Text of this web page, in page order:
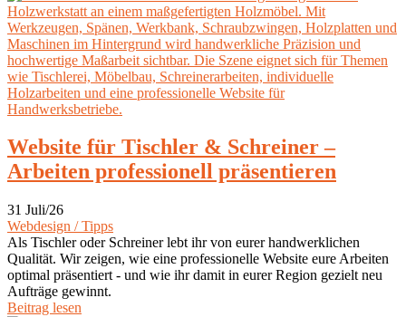
Website für Tischler & Schreiner –
Arbeiten professionell präsentieren
31 Juli/26
Webdesign / Tipps
Als Tischler oder Schreiner lebt ihr von eurer handwerklichen
Qualität. Wir zeigen, wie eine professionelle Website eure Arbeiten
optimal präsentiert - und wie ihr damit in eurer Region gezielt neu
Aufträge gewinnt.
Beitrag lesen